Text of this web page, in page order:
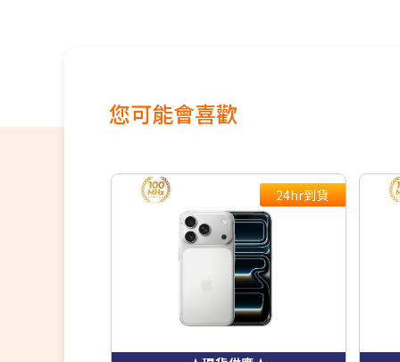
支援100MHz全台最大5G黃金頻寬，釋放滿分5G體驗
您可能會喜歡
24hr到貨